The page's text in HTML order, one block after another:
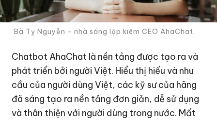
Bà Tỵ Nguyễn - nhà sáng lập kiêm CEO AhaChat.
Chatbot AhaChat là nền tảng được tạo ra và
phát triển bởi người Việt. Hiểu thị hiếu và nhu
cầu của người dùng Việt, các kỹ sư của hãng
đã sáng tạo ra nền tảng đơn giản, dễ sử dụng
và thân thiện với người dùng trong nước. Mất